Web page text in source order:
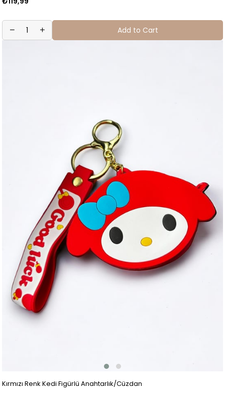
Add to Cart
Kırmızı Renk Kedi Figürlü Anahtarlık/Cüzdan